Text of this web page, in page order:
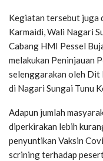
Kegiatan tersebut juga
Karmaidi, Wali Nagari
Cabang HMI Pessel
melakukan Peninjauan
selenggarakan oleh Dit
di Nagari Sungai Tunu
Adapun jumlah
diperkirakan lebih
penyuntikan Vaksin
scrining terhadap